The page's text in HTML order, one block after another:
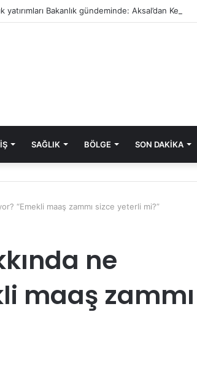
yatırımları Bakanlık gündeminde: Aksal’dan
SAĞLIK BÖLGE SON DAKIKA
“Emekli maaş zammı sizce yeterli mi?”
ne
maaş zammı